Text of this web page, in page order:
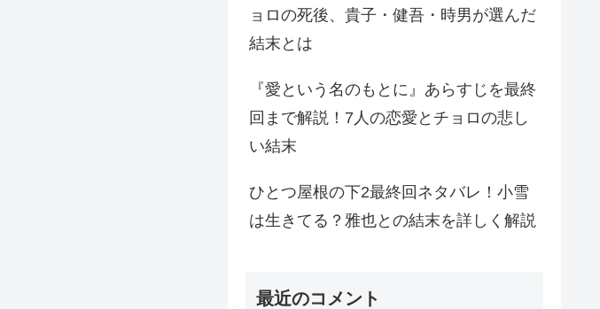
ョロの死後、貴子・健吾・時男が選んだ
結末とは
『愛という名のもとに』あらすじを最終
回まで解説！7人の恋愛とチョロの悲し
い結末
ひとつ屋根の下2最終回ネタバレ！小雪
は生きてる？雅也との結末を詳しく解説
最近のコメント